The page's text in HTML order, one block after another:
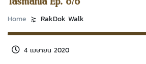
EDUTAINMENT
RAKDOK
MARKET
Home RakDok Walk
4 เมษายน 2020